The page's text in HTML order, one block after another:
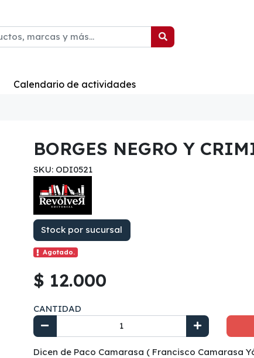
Calendario de actividades
BORGES NEGRO Y
SKU: ODI0521
Stock por sucursal
Agotado.
$ 12.000
CANTIDAD
Dicen de Paco Camarasa ( Francisco Camarasa